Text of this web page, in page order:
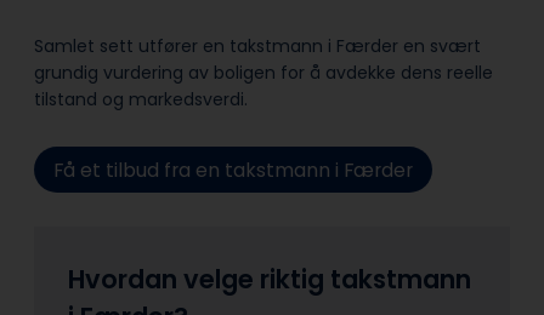
Samlet sett utfører en takstmann i Færder en svært
grundig vurdering av boligen for å avdekke dens reelle
tilstand og markedsverdi.
Få et tilbud fra en takstmann i Færder
Hvordan velge riktig takstmann